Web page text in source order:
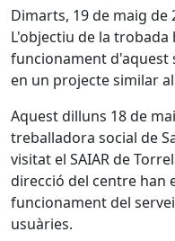
Dimarts, 19 de maig de
L'objectiu de la trobada
funcionament d'aquest
en un projecte similar
Aquest dilluns 18 de
treballadora social de
visitat el SAIAR de
direcció del centre han
funcionament del
usuàries.